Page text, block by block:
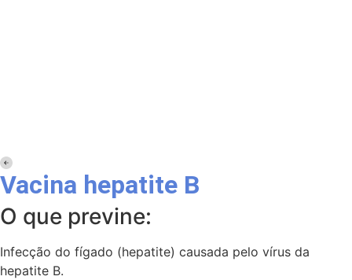
Vacina hepatite B
O que previne:
Infecção do fígado (hepatite) causada pelo vírus da
hepatite B.